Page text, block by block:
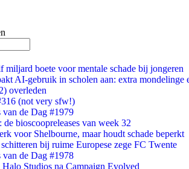
miljard boete voor mentale schade bij jongeren
AI-gebruik in scholen aan: extra mondelinge
overleden
(not very sfw!)
van de Dag #1979
bioscoopreleases van week 32
voor Shelbourne, maar houdt schade beperkt
bij ruime Europese zege FC Twente
van de Dag #1978
Studios na Campaign Evolved